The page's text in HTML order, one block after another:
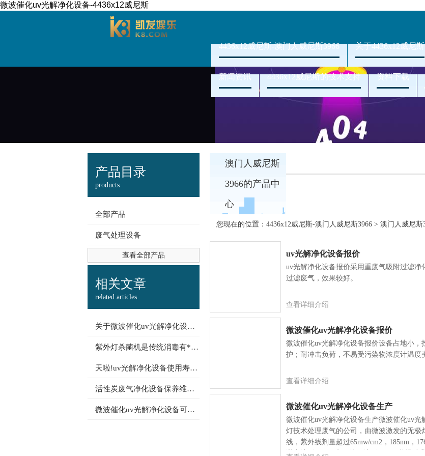
微波催化uv光解净化设备-4436x12威尼斯
4436x12威尼斯-澳门人威尼斯3966 关于4436x12威尼斯
新闻资讯 4436x12威尼斯的技术支持 资料下载
产品目录
products
全部产品
废气处理设备
查看全部产品
相关文章
related articles
关于微波催化uv光解净化设备使用小知识，不可错过
紫外灯杀菌机是传统消毒有*的优越性
天啦!uv光解净化设备使用寿命长可达5万小时以上
活性炭废气净化设备保养维护的方法
微波催化uv光解净化设备可以低成本低污染来的解决废气
澳门人威尼斯
3966的产品中
心
您现在的位置： 4436x12威尼斯-澳门人威尼斯3966 > 澳门人威尼斯
uv光解净化设备报价
uv光解净化设备报价采用重废气吸附过滤
过滤废气，效果较好。
查看详细介绍
微波催化uv光解净化设备报价
微波催化uv光解净化设备报价设备占地小
护；耐冲击负荷，不易受污染物浓度计温度
查看详细介绍
微波催化uv光解净化设备生产
微波催化uv光解净化设备生产微波催化uv
灯技术处理废气的公司，由微波激发的无
线，紫外线剂量超过65mw/cm2，185nm，
谱中达到14%，电子能量达到13ev，能迅速